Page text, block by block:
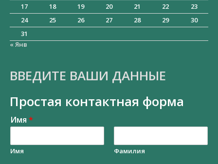
17
18 19 20 21 22
23
24
25 26 27 28 29
30
31
« Янв
ВВЕДИТЕ ВАШИ ДАННЫЕ
Простая контактная форма
Имя *
Имя Фамилия